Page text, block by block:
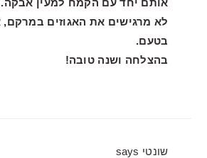
לא מרגישים את האגוזים במרקם,
בטעם.
בהצלחה ושנה טובה!
שונטי says